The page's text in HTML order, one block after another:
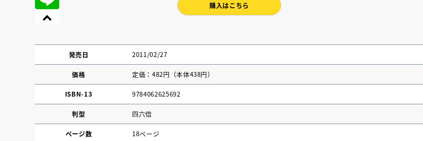
購入はこちら
発売日 2011/02/27
価格 定価：482円（本体438円）
ISBN-13 9784062625692
判型 四六倍
ページ数 18ページ